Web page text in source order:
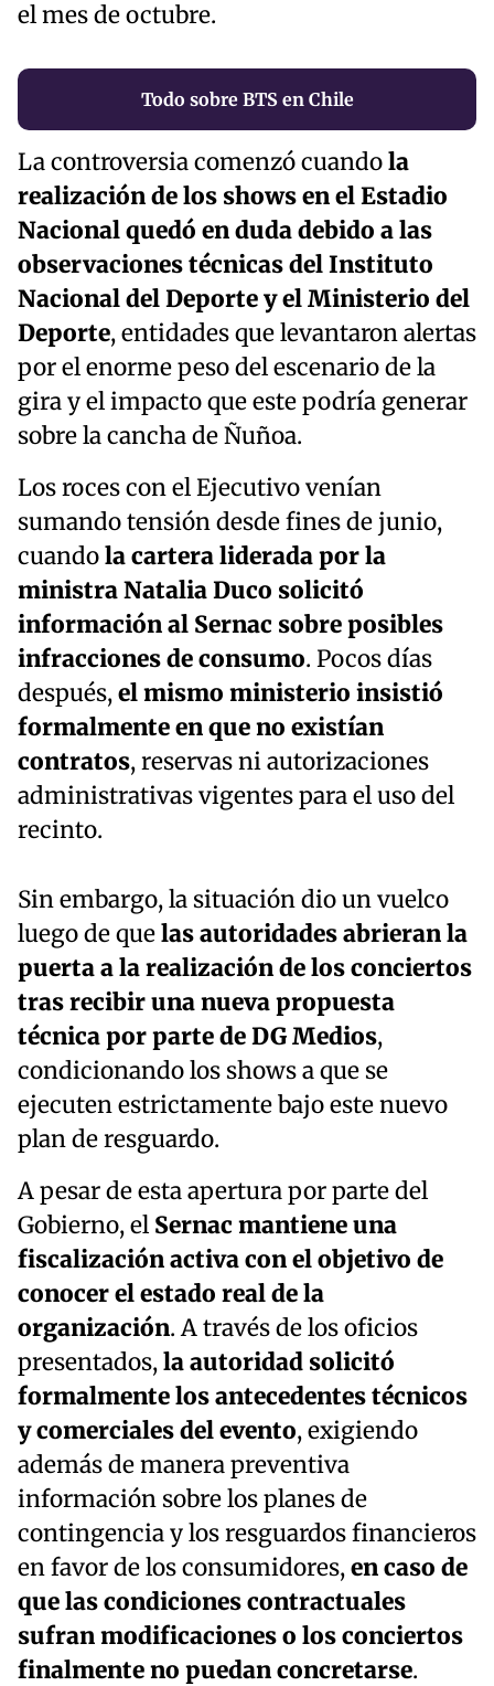
el mes de octubre.
Todo sobre BTS en Chile
La controversia comenzó cuandola
realización de los shows en el Estadio
Nacional quedó en duda debido a las
observaciones técnicas del Instituto
Nacional del Deporte y el Ministerio del
Deporte, entidades que levantaron alertas
por el enorme peso del escenario de la
gira y el impacto que este podría generar
sobre la cancha de Ñuñoa.
Los roces con el Ejecutivo venían
sumando tensión desde fines de junio,
cuandola cartera liderada por la
ministra Natalia Duco solicitó
información al Sernac sobre posibles
infracciones de consumo. Pocos días
después,el mismo ministerio insistió
formalmente en que no existían
contratos, reservas ni autorizaciones
administrativas vigentes para el uso del
recinto.
Sin embargo, la situación dio un vuelco
luego de quelas autoridades abrieran la
puerta a la realización de los conciertos
tras recibir una nueva propuesta
técnica por parte de DG Medios,
condicionando los shows a que se
ejecuten estrictamente bajo este nuevo
plan de resguardo.
A pesar de esta apertura por parte del
Gobierno, el Sernac mantiene una
fiscalización activa con el objetivo de
conocer el estado real de la
organización. A través de los oficios
presentados,la autoridad solicitó
formalmente los antecedentes técnicos
y comerciales del evento, exigiendo
además de manera preventiva
información sobre los planes de
contingencia y los resguardos financieros
en favor de los consumidores,en caso de
que las condiciones contractuales
sufran modificaciones o los conciertos
finalmente no puedan concretarse.